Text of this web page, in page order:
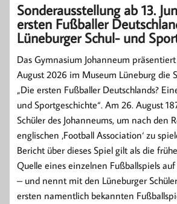
Sonderausstellung ab 13.
ersten Fußballer
Lüneburger Schul- und
Das Gymnasium Johanneum präsentiert
August 2026 im Museum Lüneburg die
„Die ersten Fußballer Deutschlands?
und Sportgeschichte“. Am 26. August
Schüler des Johanneums, um nach den
englischen ‚Football Association‘ zu
Bericht über dieses Spiel gilt als die
Quelle eines einzelnen Fußballspiels
– und nennt mit den Lüneburger
ersten namentlich bekannten